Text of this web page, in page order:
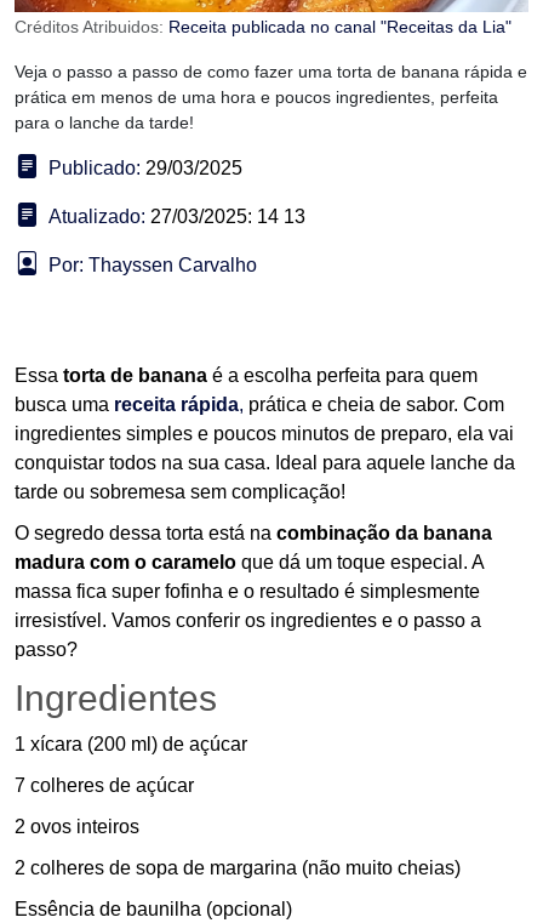
Créditos Atribuidos: Receita publicada no canal "Receitas da Lia"
Veja o passo a passo de como fazer uma torta de banana rápida e
prática em menos de uma hora e poucos ingredientes, perfeita
para o lanche da tarde!
Publicado: 29/03/2025
Atualizado: 27/03/2025: 14 13
Por: Thayssen Carvalho
Essa torta de banana é a escolha perfeita para quem
busca uma receita rápida, prática e cheia de sabor. Com
ingredientes simples e poucos minutos de preparo, ela vai
conquistar todos na sua casa. Ideal para aquele lanche da
tarde ou sobremesa sem complicação!
O segredo dessa torta está na combinação da banana
madura com o caramelo que dá um toque especial. A
massa fica super fofinha e o resultado é simplesmente
irresistível. Vamos conferir os ingredientes e o passo a
passo?
Ingredientes
1 xícara (200 ml) de açúcar
7 colheres de açúcar
2 ovos inteiros
2 colheres de sopa de margarina (não muito cheias)
Essência de baunilha (opcional)